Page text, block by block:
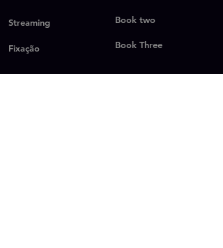
Streaming
Fixação
Book two
Book Three